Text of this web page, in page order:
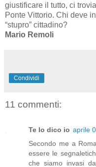
giustificare il tutto, ci
Ponte Vittorio. Chi deve
“stupro” cittadino?
Mario Remoli
Condividi
11 commenti:
Te lo dico io aprile
Secondo me a
essere le
che siamo invasi